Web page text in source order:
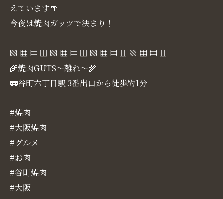
えています🍺
今夜は焼肉ガッツで決まり！
▧ ▦ ▤ ▥ ▧ ▦ ▤ ▥ ▧ ▦ ▤ ▥ ▧ ▦ ▤ ▥
🌾焼肉GUTS～離れ～🌾
🚃谷町六丁目駅 3番出口から徒歩約1分
#焼肉
#大阪焼肉
#グルメ
#お肉
#谷町焼肉
#大阪